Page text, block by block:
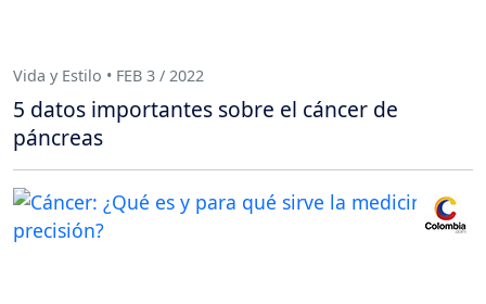
Vida y Estilo • FEB 3 / 2022
5 datos importantes sobre el cáncer de
páncreas